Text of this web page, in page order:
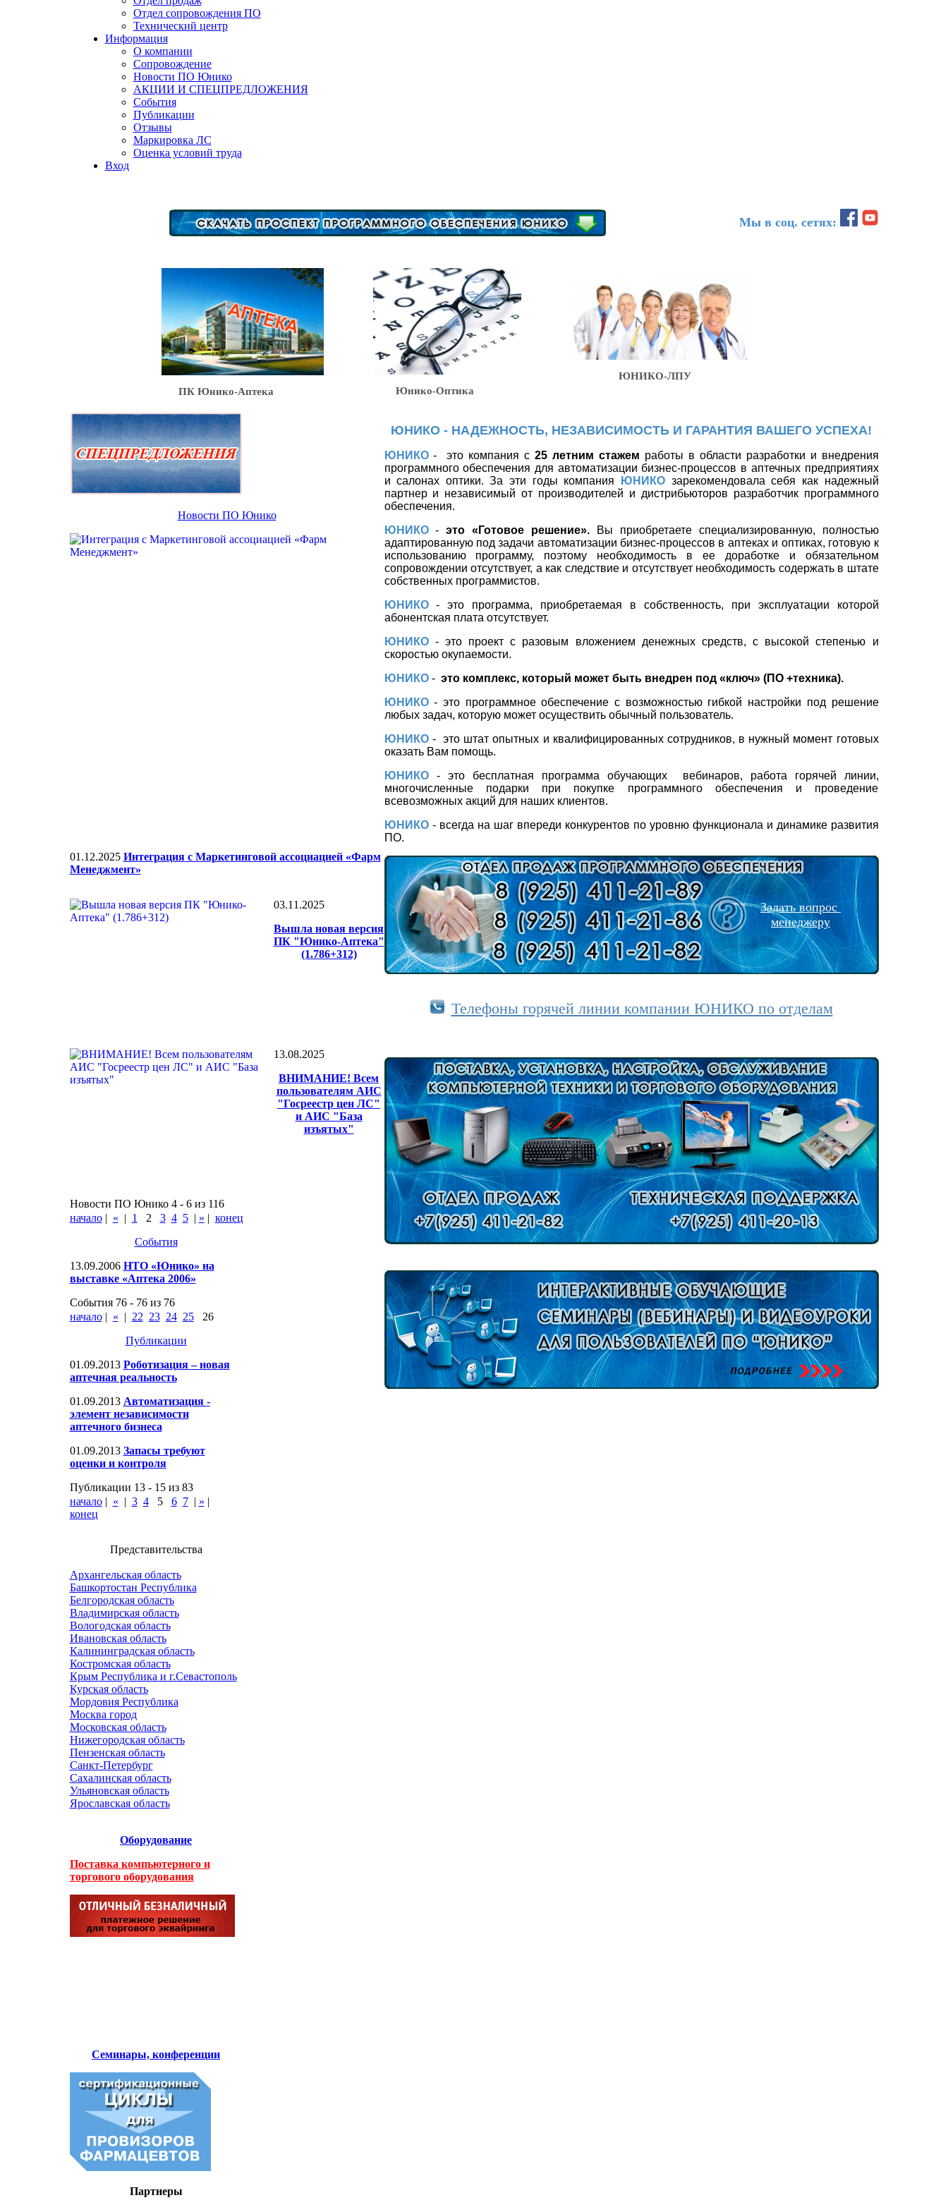
Отдел сопровождения ПО
Технический центр
Информация
О компании
Сопровождение
Новости ПО Юнико
АКЦИИ И СПЕЦПРЕДЛОЖЕНИЯ
События
Публикации
Отзывы
Маркировка ЛС
Оценка условий труда
Вход
Мы в соц. сетях:
ПК Юнико-Аптека Юнико-Оптика
ЮНИКО-ЛПУ
Новости ПО Юнико
01.12.2025 Интеграция с Маркетинговой ассоциацией «Фарм
Менеджмент»
03.11.2025
Вышла новая версия
ПК "Юнико-Аптека"
(1.786+312)
13.08.2025
ВНИМАНИЕ! Всем
пользователям АИС
"Госреестр цен ЛС"
и АИС "База
изъятых"
Новости ПО Юнико 4 - 6 из 116
начало| « | 1 2 3 4 5| » | конец
События
13.09.2006 НТО «Юнико» на
выставке «Аптека 2006»
События 76 - 76 из 76
начало| « | 22 23 24 25
26
Публикации
01.09.2013 Роботизация – новая
аптечная реальность
01.09.2013 Автоматизация -
элемент независимости
аптечного бизнеса
01.09.2013 Запасы требуют
оценки и контроля
Публикации 13 - 15 из 83
начало| « | 3 4 5 6 7| » |
конец
Представительства
Архангельская область
Башкортостан Республика
Белгородская область
Владимирская область
Вологодская область
Ивановская область
Калининградская область
Костромская область
Крым Республика и г.Севастополь
Курская область
Мордовия Республика
Москва город
Московская область
Нижегородская область
Пензенская область
Санкт-Петербург
Сахалинская область
Ульяновская область
Ярославская область
Оборудование
Поставка компьютерного и
торгового оборудования
Семинары, конференции
Партнеры
ЮНИКО - НАДЕЖНОСТЬ, НЕЗАВИСИМОСТЬ И ГАРАНТИЯ ВАШЕГО УСПЕХА!
ЮНИКО- это компания с25 летним стажем работы в области разработки и внедрения
программного обеспечения для автоматизации бизнес-процессов в аптечных предприятиях
и салонах оптики. За эти годы компания
ЮНИКОзарекомендовала себя как надежный
партнер и независимый от производителей и дистрибьюторов разработчик программного
обеспечения.
ЮНИКО-это «Готовое решение».
Вы приобретаете специализированную, полностью
адаптированную под задачи автоматизации бизнес-процессов в аптеках и оптиках, готовую к
использованию программу, поэтому необходимость в ее доработке и обязательном
сопровождении отсутствует, а как следствие и отсутствует необходимость содержать в штате
собственных программистов.
ЮНИКО- это программа, приобретаемая в собственность, при эксплуатации которой
абонентская плата отсутствует.
ЮНИКО - это проект с разовым вложением денежных средств, с высокой степенью и
скоростью окупаемости.
ЮНИКО- это комплекс, который может быть внедрен под «ключ» (ПО +техника).
ЮНИКО- это программное обеспечение с возможностью гибкой настройки под решение
любых задач, которую может осуществить обычный пользователь.
ЮНИКО- это штат опытных и квалифицированных сотрудников, в нужный момент готовых
оказать Вам помощь.
ЮНИКО- это бесплатная программа обучающих
вебинаров, работа горячей линии,
многочисленные подарки при покупке программного обеспечения и проведение
всевозможных акций для наших клиентов.
ЮНИКО- всегда на шаг впереди конкурентов по уровню функционала и динамике развития
ПО.
Задать вопрос
менеджеру
Телефоны горячей линии компании ЮНИКО по отделам